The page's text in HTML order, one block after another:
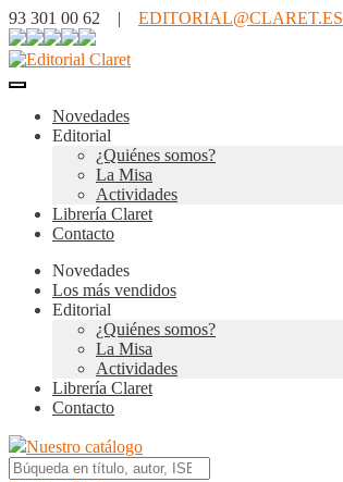
93 301 00 62 | EDITORIAL@CLARET.ES
Novedades
Editorial
¿Quiénes somos?
La Misa
Actividades
Librería Claret
Contacto
Novedades
Los más vendidos
Editorial
¿Quiénes somos?
La Misa
Actividades
Librería Claret
Contacto
Nuestro catálogo